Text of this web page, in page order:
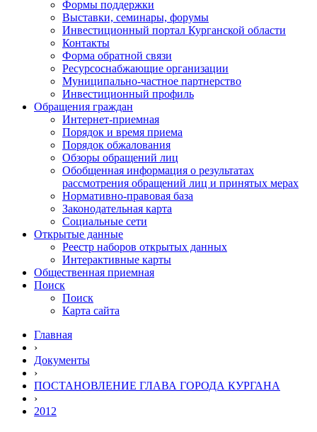
Формы поддержки
Выставки, семинары, форумы
Инвестиционный портал Курганской области
Контакты
Форма обратной связи
Ресурсоснабжающие организации
Муниципально-частное партнерство
Инвестиционный профиль
Обращения граждан
Интернет-приемная
Порядок и время приема
Порядок обжалования
Обзоры обращений лиц
Обобщенная информация о результатах
рассмотрения обращений лиц и принятых мерах
Нормативно-правовая база
Законодательная карта
Социальные сети
Открытые данные
Реестр наборов открытых данных
Интерактивные карты
Общественная приемная
Поиск
Поиск
Карта сайта
Главная
›
Документы
›
ПОСТАНОВЛЕНИЕ ГЛАВА ГОРОДА КУРГАНА
›
2012